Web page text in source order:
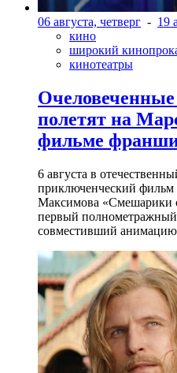
06 августа, четверг - 19
кино
широкий
кинотеатры
полетят на
фильме
6 августа в
приключенческий
Максимова «Смешарики
первый
совместивший